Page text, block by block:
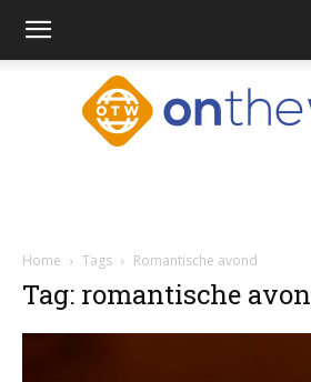
Home Tags Romantische avond
Tag: romantische